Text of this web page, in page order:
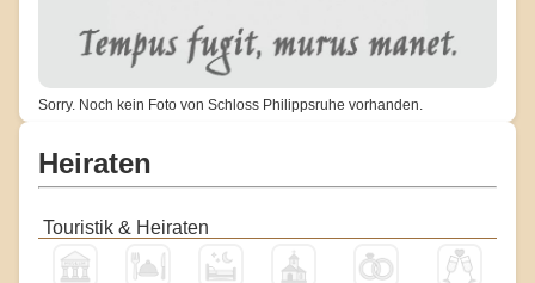
Sorry. Noch kein Foto von Schloss Philippsruhe vorhanden.
Heiraten
Touristik & Heiraten